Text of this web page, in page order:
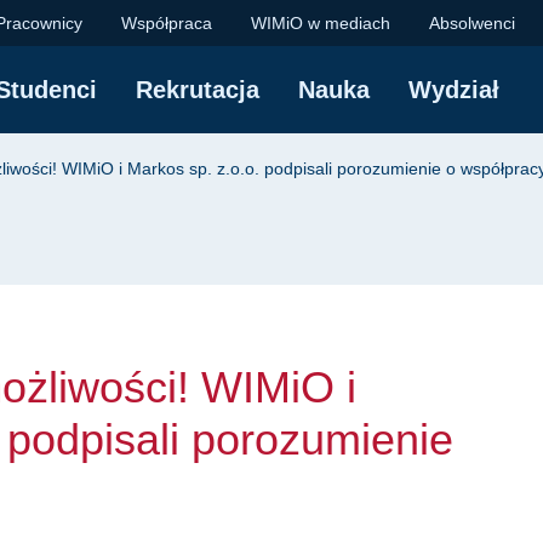
WIMiO i
Współpraca WIMiO w mediach Absolwenci
Rekrutacja Nauka Wydział
WIMiO i Markos sp. z.o.o. podpisali porozumienie o
WIMiO i
porozumienie